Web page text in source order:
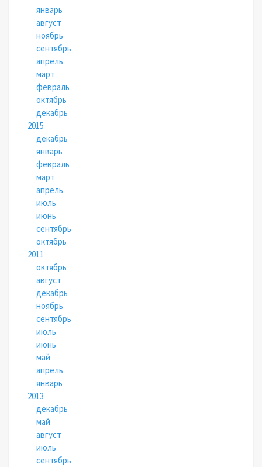
январь
август
ноябрь
сентябрь
апрель
март
февраль
октябрь
декабрь
2015
декабрь
январь
февраль
март
апрель
июль
июнь
сентябрь
октябрь
2011
октябрь
август
декабрь
ноябрь
сентябрь
июль
июнь
май
апрель
январь
2013
декабрь
май
август
июль
сентябрь